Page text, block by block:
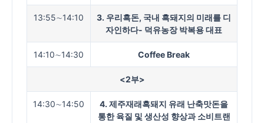
13:55∼14:10
3. 우리흑돈, 국내 흑돼지의 미래를 디
자인하다- 덕유농장 박복용 대표
14:10∼14:30 Coffee Break
<2부>
14:30∼14:50
4. 제주재래흑돼지 유래 난축맛돈을
통한 육질 및 생산성 향상과 소비트랜